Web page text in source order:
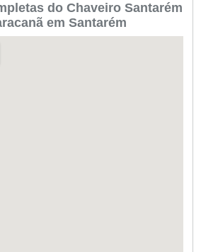
do Chaveiro Santarém
em Santarém